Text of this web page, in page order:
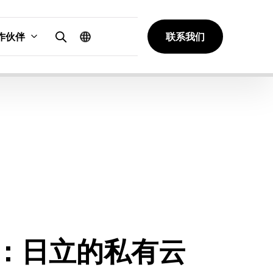
伙伴 联系我们
日立的私有云